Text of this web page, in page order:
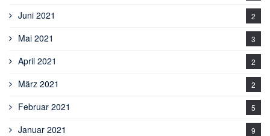
Juni 2021 2
Mai 2021 3
April 2021 2
März 2021 2
Februar 2021 5
Januar 2021 9